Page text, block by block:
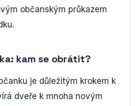
občanským průkazem
kam se obrátit?
je důležitým krokem k
dveře k mnoha novým